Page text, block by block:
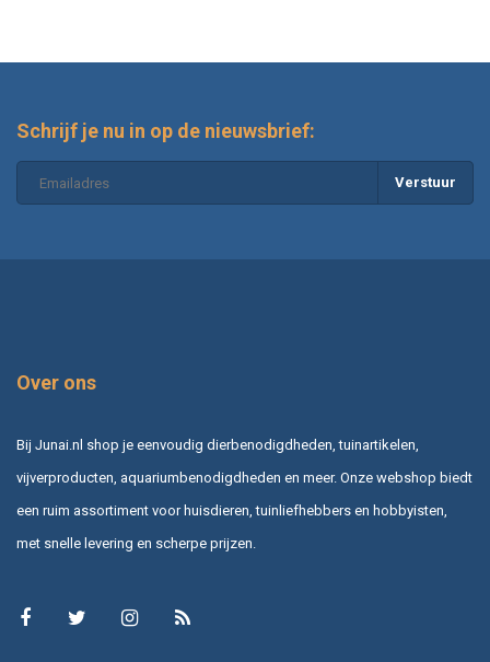
Schrijf je nu in op de nieuwsbrief:
Verstuur
Over ons
Bij Junai.nl shop je eenvoudig dierbenodigdheden, tuinartikelen,
vijverproducten, aquariumbenodigdheden en meer. Onze webshop biedt
een ruim assortiment voor huisdieren, tuinliefhebbers en hobbyisten,
met snelle levering en scherpe prijzen.